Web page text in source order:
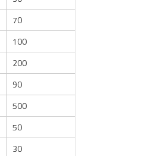
70
100
200
90
500
50
30